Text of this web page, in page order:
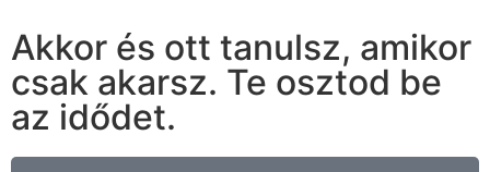
Akkor és ott tanulsz, amikor
csak akarsz. Te osztod be
az idődet.